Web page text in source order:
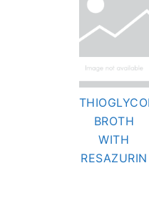
BROTH
WITH
RESAZURIN